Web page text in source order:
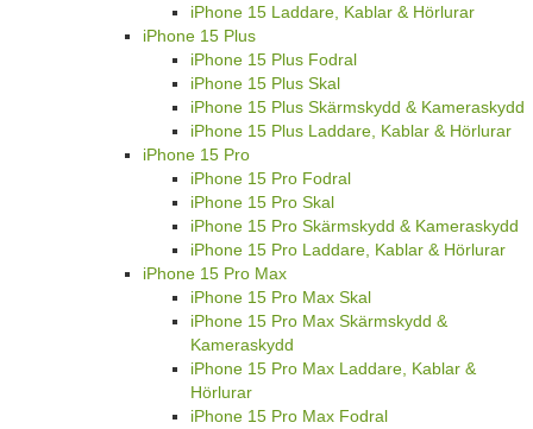
iPhone 15 Laddare, Kablar & Hörlurar
iPhone 15 Plus
iPhone 15 Plus Fodral
iPhone 15 Plus Skal
iPhone 15 Plus Skärmskydd & Kameraskydd
iPhone 15 Plus Laddare, Kablar & Hörlurar
iPhone 15 Pro
iPhone 15 Pro Fodral
iPhone 15 Pro Skal
iPhone 15 Pro Skärmskydd & Kameraskydd
iPhone 15 Pro Laddare, Kablar & Hörlurar
iPhone 15 Pro Max
iPhone 15 Pro Max Skal
iPhone 15 Pro Max Skärmskydd &
Kameraskydd
iPhone 15 Pro Max Laddare, Kablar &
Hörlurar
iPhone 15 Pro Max Fodral